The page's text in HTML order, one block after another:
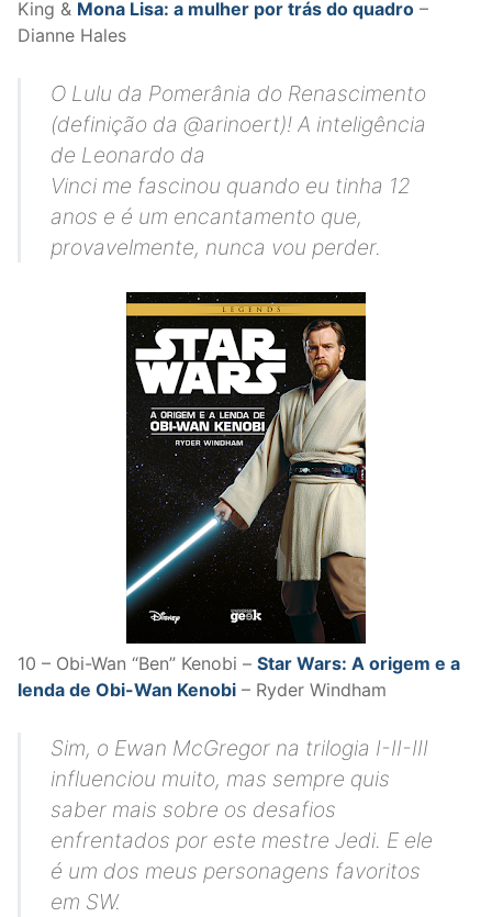
King & Mona Lisa: a mulher por trás do quadro –
Dianne Hales
O Lulu da Pomerânia do Renascimento
(definição da @arinoert)! A inteligência
de Leonardo da
Vinci me fascinou quando eu tinha 12
anos e é um encantamento que,
provavelmente, nunca vou perder.
10 – Obi-Wan “Ben” Kenobi – Star Wars: A origem e a
lenda de Obi-Wan Kenobi – Ryder Windham
Sim, o Ewan McGregor na trilogia I-II-III
influenciou muito, mas sempre quis
saber mais sobre os desafios
enfrentados por este mestre Jedi. E ele
é um dos meus personagens favoritos
em SW.